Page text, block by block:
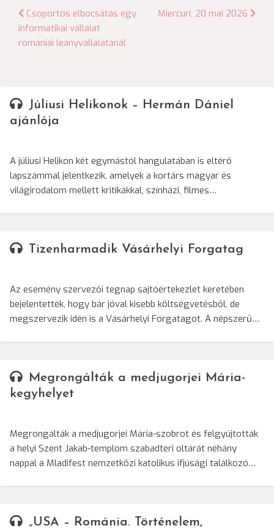
Bejegyzés
navigáció
Csoportos elbocsátás egy
informatikai vállalat
romániai leányvállalatánál
Miercuri, 20 mai 2026
Júliusi Helikonok – Hermán Dániel
ajánlója
A júliusi Helikon két egymástól hangulatában is eltérő
lapszámmal jelentkezik, amelyek a kortárs magyar és
világirodalom mellett kritikákkal, színházi, filmes…
Tizenharmadik Vásárhelyi Forgatag
Az esemény szervezői tegnap sajtóértekezlet keretében
bejelentették, hogy bár jóval kisebb költségvetésből, de
megszervezik idén is a Vásárhelyi Forgatagot. A népszerű…
Megrongálták a medjugorjei Mária-
kegyhelyet
Megrongálták a medjugorjei Mária-szobrot és felgyújtották
a helyi Szent Jakab-templom szabadtéri oltárát néhány
nappal a Mladifest nemzetközi katolikus ifjúsági találkozó…
„USA – Románia. Történelem,